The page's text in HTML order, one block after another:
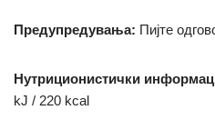
Предупредувања: Пијте
Нутриционистички
kJ / 220 kcal